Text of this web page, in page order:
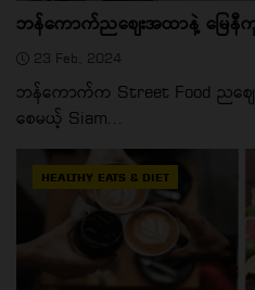
ဘန်ကောက်ညစျေးအထာနဲ့ မြေနီ
23 Feb, 2024
ဘန်ကောက်က Street Food ညစျ
စေမယ့် Siam...
HEALTHY EATS & DIET